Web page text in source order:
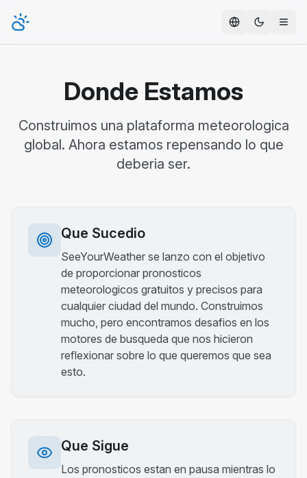
Toggle
Donde Estamos
Construimos una plataforma meteorologica
global. Ahora estamos repensando lo que
deberia ser.
Que Sucedio
SeeYourWeather se lanzo con el objetivo
de proporcionar pronosticos
meteorologicos gratuitos y precisos para
cualquier ciudad del mundo. Construimos
mucho, pero encontramos desafios en los
motores de busqueda que nos hicieron
reflexionar sobre lo que queremos que sea
esto.
Que Sigue
Los pronosticos estan en pausa mientras lo